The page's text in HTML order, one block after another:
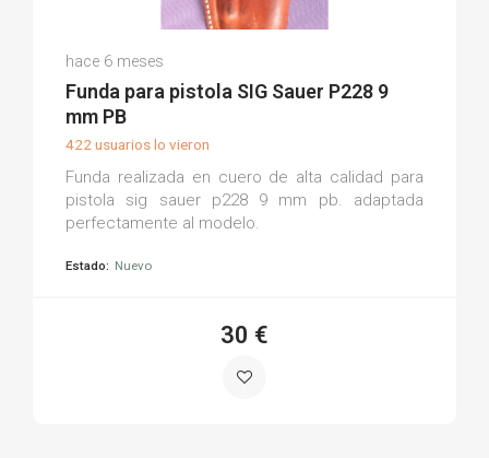
(0)
hace 6 meses
Funda para pistola SIG Sauer P228 9
mm PB
422 usuarios lo vieron
Funda realizada en cuero de alta calidad para
pistola sig sauer p228 9 mm pb. adaptada
perfectamente al modelo.
Estado: Nuevo
30 €